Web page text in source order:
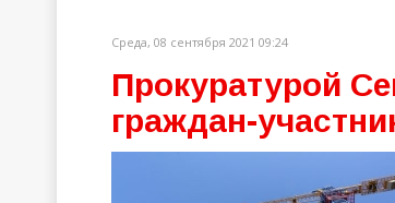
Среда, 08 сентября 2021 09:24
Прокуратурой
граждан-